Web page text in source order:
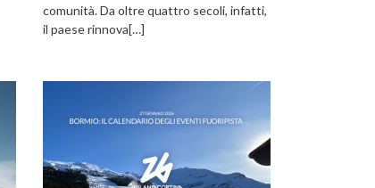
comunità. Da oltre quattro secoli, infatti,
il paese rinnova[…]